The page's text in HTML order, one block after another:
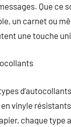
Que ce
un carnet ou
une touche
vinyle
chaque type